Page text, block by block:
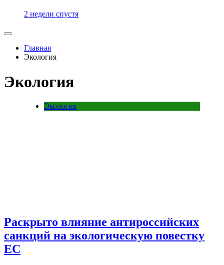
2 недели спустя
Главная
Экология
Экология
Экология
Раскрыто влияние антироссийских
санкций на экологическую повестку
ЕС